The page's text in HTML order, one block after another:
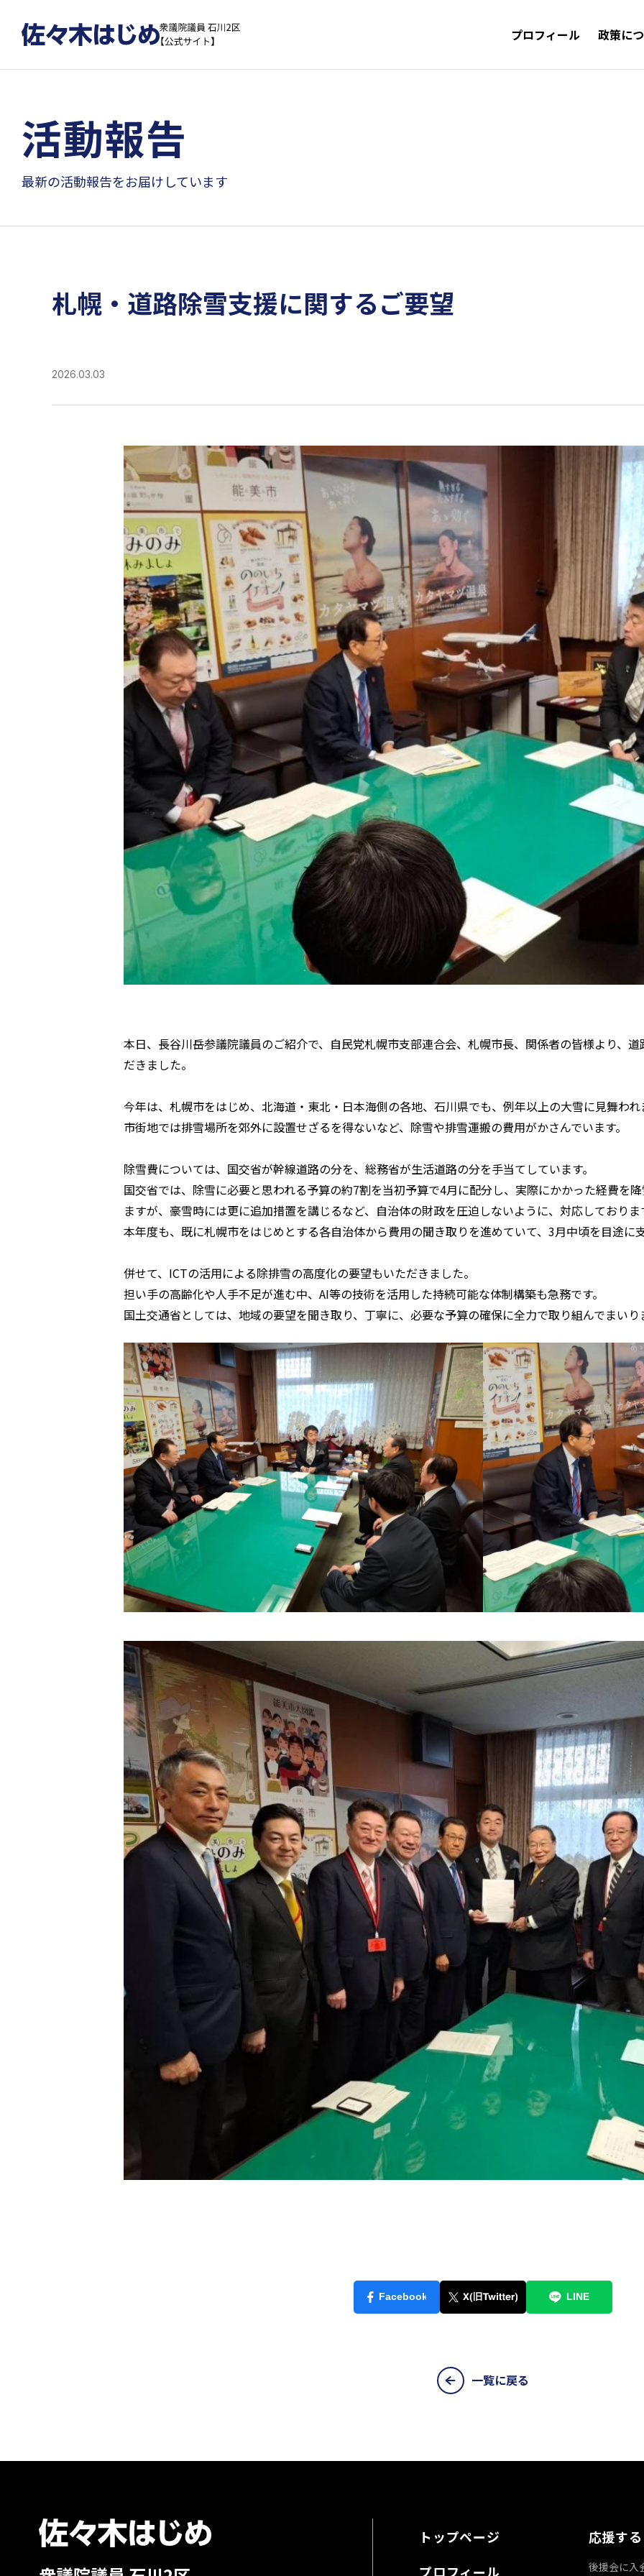
プロフィール 政策に
活動報告
最新の活動報告をお届けしています
札幌・道路除雪支援に関するご要望
2026.03.03
本日、長谷川岳参議院議員のご紹介で、自民党札幌市支部連合会、札幌市長、関係者の皆様より、
だきました。
今年は、札幌市をはじめ、北海道・東北・日本海側の各地、石川県でも、例年以上の大雪に見舞わ
市街地では排雪場所を郊外に設置せざるを得ないなど、除雪や排雪運搬の費用がかさんでいます。
除雪費については、国交省が幹線道路の分を、総務省が生活道路の分を手当てしています。
国交省では、除雪に必要と思われる予算の約7割を当初予算で4月に配分し、実際にかかった経費を
ますが、豪雪時には更に追加措置を講じるなど、自治体の財政を圧迫しないように、対応しておりま
本年度も、既に札幌市をはじめとする各自治体から費用の聞き取りを進めていて、3月中頃を目途に
併せて、ICTの活用による除排雪の高度化の要望もいただきました。
担い手の高齢化や人手不足が進む中、AI等の技術を活用した持続可能な体制構築も急務です。
国土交通省としては、地域の要望を聞き取り、丁寧に、必要な予算の確保に全力で取り組んでまいり
一覧に戻る
トップページ
プロフィール
応援する
後援会に入